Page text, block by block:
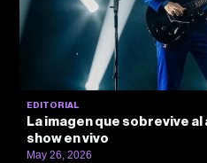
EDITORIAL
La imagen que sobrevive
show en vivo
May 26, 2026